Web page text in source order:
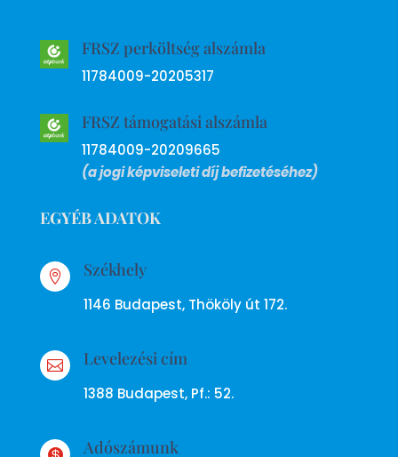
FRSZ perköltség alszámla
11784009-20205317
FRSZ támogatási alszámla
11784009-20209665
(a jogi képviseleti díj befizetéséhez)
EGYÉB ADATOK
 Székhely
1146 Budapest, Thököly út 172.
 Levelezési cím
1388 Budapest, Pf.: 52.
Adószámunk